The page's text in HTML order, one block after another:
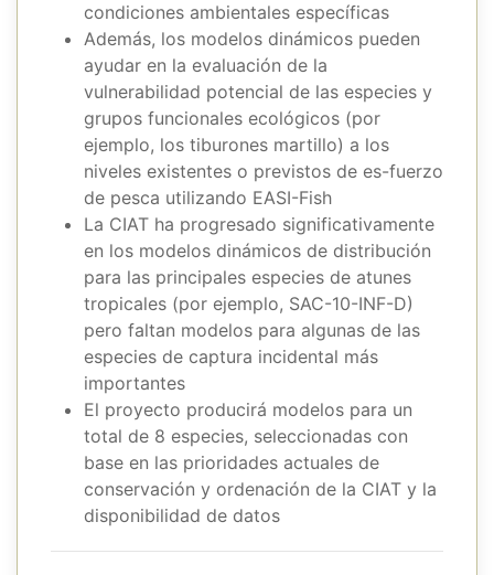
condiciones ambientales específicas
Además, los modelos dinámicos pueden
ayudar en la evaluación de la
vulnerabilidad potencial de las especies y
grupos funcionales ecológicos (por
ejemplo, los tiburones martillo) a los
niveles existentes o previstos de es-fuerzo
de pesca utilizando EASI-Fish
La CIAT ha progresado significativamente
en los modelos dinámicos de distribución
para las principales especies de atunes
tropicales (por ejemplo, SAC-10-INF-D)
pero faltan modelos para algunas de las
especies de captura incidental más
importantes
El proyecto producirá modelos para un
total de 8 especies, seleccionadas con
base en las prioridades actuales de
conservación y ordenación de la CIAT y la
disponibilidad de datos